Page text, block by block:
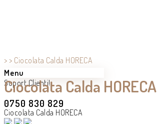
Menu
Suport Clienti!
0750 830 829
> > Ciocolata Calda HORECA
Ciocolata Calda HORECA
Ciocolata Calda HORECA